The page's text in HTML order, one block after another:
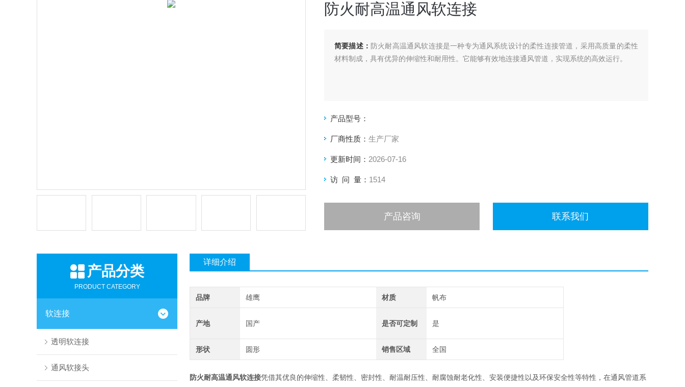
防火耐高温通风软连接
简要描述： 防火耐高温通风软连接是一种专为通风系统设计的柔性连接管道，采用高质量的柔性
材料制成，具有优异的伸缩性和耐用性。它能够有效地连接通风管道，实现系统的高效运行。
产品型号：
厂商性质： 生产厂家
更新时间： 2026-07-16
访 问 量： 1514
产品咨询 联系我们
产品分类
PRODUCT CATEGORY
软连接
透明软连接
通风软接头
详细介绍
品牌 雄鹰 材质 帆布
产地 国产 是否可定制 是
形状 圆形 销售区域 全国
防火耐高温通风软连接凭借其优良的伸缩性、柔韧性、密封性、耐温耐压性、耐腐蚀耐老化性、安装便捷性以及环保安全性等特性，在通风管道系